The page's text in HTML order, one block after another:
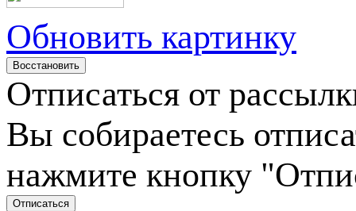
Обновить картинку
Отписаться от
Вы собираетесь
нажмите кнопку